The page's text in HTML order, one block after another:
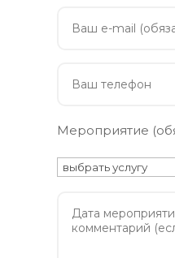
Мероприятие